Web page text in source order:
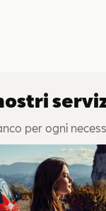
Black
3.400€ – 35 rate
per ogni